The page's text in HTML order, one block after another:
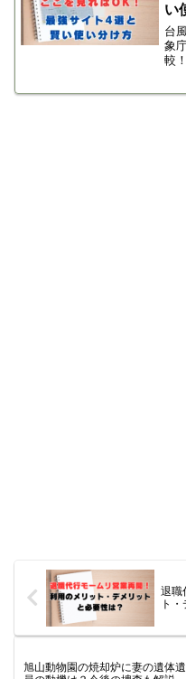
い
台
象
較
分
も
退職
ト
旭山動物園の焼却炉に妻の遺体